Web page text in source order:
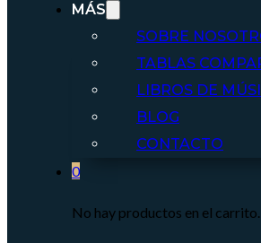
MÁS
SOBRE
TABLAS
LIBROS DE
BLOG
CONTACTO
0
No hay productos en el carrito.